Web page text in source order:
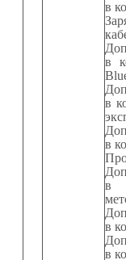
в
в
в
в
в
в
в